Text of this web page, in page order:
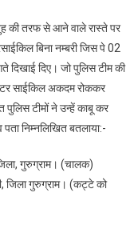
की तरफ से आने वाले रास्ते पर
बिना नम्बरी जिस पे 02
दिए। जो पुलिस टीम की
साईकिल अकदम रोककर
पुलिस टीमों ने उन्हें काबू कर
निम्नलिखित बतलाया:-
गुरुग्राम। (चालक)
जिला गुरुग्राम। (कट्टे को